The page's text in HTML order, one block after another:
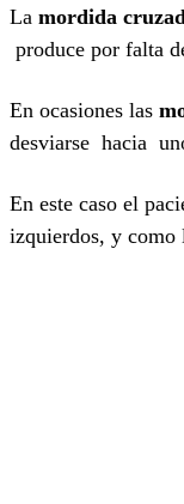
La mordida
produce por falta
En ocasiones las
desviarse hacia
En este caso el
izquierdos, y como